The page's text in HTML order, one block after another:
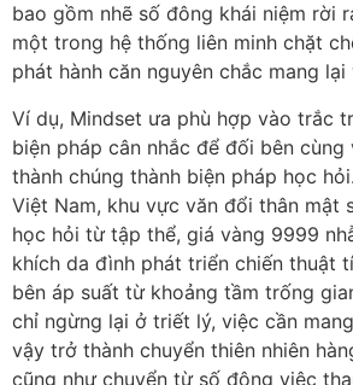
bao gồm nhẽ số đông khái niệm rời
một trong hệ thống liên minh chặt
phát hành căn nguyên chắc mang
Ví dụ, Mindset ưa phù hợp vào trắc
biện pháp cân nhắc để đối bên
thành chúng thành biện pháp học
Việt Nam, khu vực văn đổi thân mật
học hỏi từ tập thể, giá vàng 9999
khích da đình phát triển chiến thuật
bên áp suất từ khoảng tầm trống
chỉ ngừng lại ở triết lý, việc cần
vậy trở thành chuyển thiên nhiên
cũng như chuyển từ số đông việc